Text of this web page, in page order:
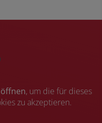
, um die für dieses
zu akzeptieren.